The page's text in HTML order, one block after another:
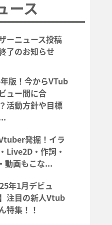
ース
ーニュース投稿
了のお知らせ
版！今からVTub
ュー間に合
活動方針や目標
発掘！イラ
Live2D・作詞・
動画もこな...
年1月デビュ
注目の新人Vtub
特集！！